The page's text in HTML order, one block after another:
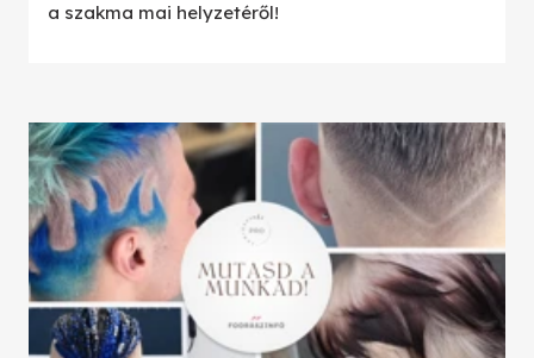
a szakma mai helyzetéről!